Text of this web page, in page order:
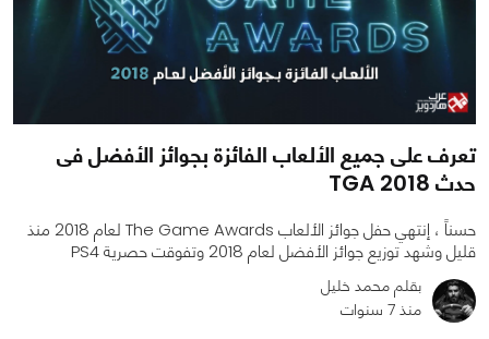
تعرف على جميع الألعاب الفائزة بجوائز الأفضل فى
حدث TGA 2018
حسناً ، إنتهي حفل جوائز الألعاب The Game Awards لعام 2018 منذ
قليل وشهد توزيع جوائز الأفضل لعام 2018 وتفوقت حصرية PS4
بقلم محمد خليل
منذ 7 سنوات